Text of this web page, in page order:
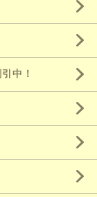
中！